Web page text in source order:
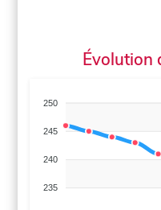
Évolution
250
245
240
235